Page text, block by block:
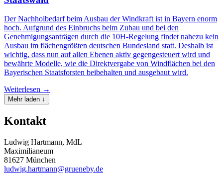
Der Nachholbedarf beim Ausbau der Windkraft ist in Bayern enorm
hoch. Aufgrund des Einbruchs beim Zubau und bei den
Genehmigungsanträgen durch die 10H-Regelung findet nahezu kein
Ausbau im flächengrößten deutschen Bundesland statt. Deshalb ist
wichtig, dass nun auf allen Ebenen aktiv gegengesteuert wird und
bewährte Modelle, wie die Direktvergabe von Windflächen bei den
Bayerischen Staatsforsten beibehalten und ausgebaut wird.
Weiterlesen →
Mehr laden ↓
Kontakt
Ludwig Hartmann, MdL
Maximilianeum
81627 München
ludwig.hartmann@grueneby.de